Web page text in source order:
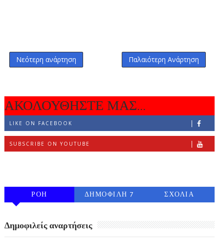
Νεότερη ανάρτηση Παλαιότερη Ανάρτηση
ΑΚΟΛΟΥΘΗΣΤΕ ΜΑΣ...
LIKE ON FACEBOOK
SUBSCRIBE ON YOUTUBE
ΡΟΗ
ΔΗΜΟΦΙΛΗ 7
ΣΧΟΛΙΑ
Δημοφιλείς αναρτήσεις